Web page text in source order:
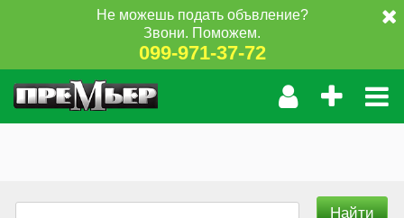
Не можешь подать объвление?
Звони. Поможем.
099-971-37-72